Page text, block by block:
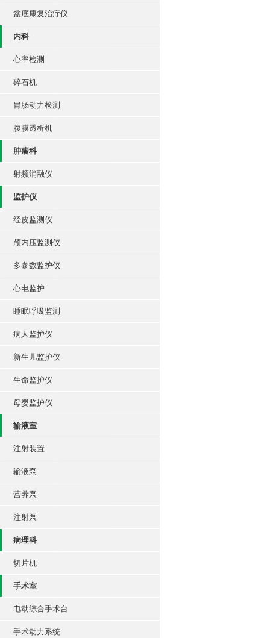
盆底康复治疗仪
内科
心率检测
碎石机
胃肠动力检测
腹膜透析机
肿瘤科
射频消融仪
监护仪
经皮监测仪
颅内压监测仪
多参数监护仪
心电监护
睡眠呼吸监测
病人监护仪
新生儿监护仪
生命监护仪
母婴监护仪
输液室
注射装置
输液泵
营养泵
注射泵
病理科
切片机
手术室
电动综合手术台
手术动力系统